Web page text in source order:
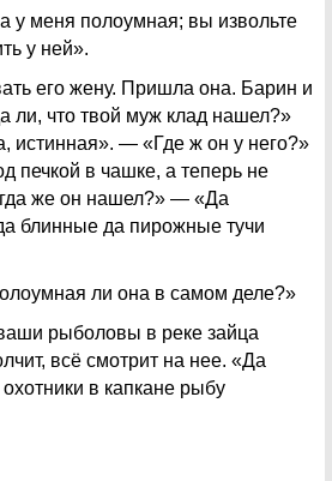
у меня полоумная; вы извольте
у ней».
его жену. Пришла она. Барин и
ли, что твой муж клад нашел?»
— «Где ж он у него?»
печкой в чашке, а теперь не
же он нашел?» — «Да
блинные да пирожные тучи
ли она в самом деле?»
рыболовы в реке зайца
всё смотрит на нее. «Да
в капкане рыбу